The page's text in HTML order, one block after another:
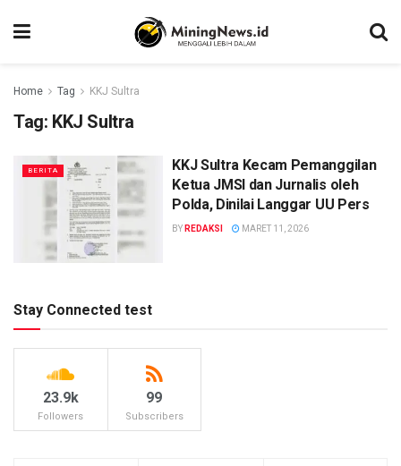
Home Tag KKJ Sultra
Tag: KKJ Sultra
BERITA
KKJ Sultra Kecam Pemanggilan
Ketua JMSI dan Jurnalis oleh
Polda, Dinilai Langgar UU Pers
BY REDAKSI MARET 11, 2026
Stay Connected test
23.9k
Followers
99
Subscribers